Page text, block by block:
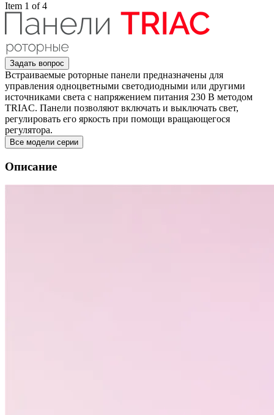
Item 1 of 4
Задать вопрос
Встраиваемые роторные панели предназначены для
управления одноцветными светодиодными или другими
источниками света с напряжением питания 230 В методом
TRIAC. Панели позволяют включать и выключать свет,
регулировать его яркость при помощи вращающегося
регулятора.
Все модели серии
Описание